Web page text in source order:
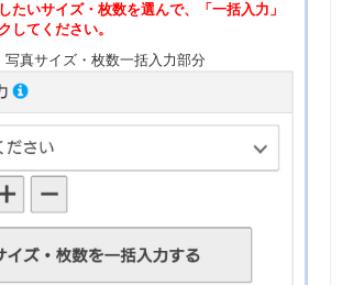
たいサイズ・枚数を選んで、「一括入力」
してください。
真サイズ・枚数一括入力部分